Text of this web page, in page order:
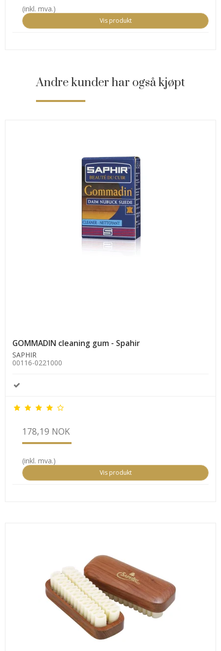
(inkl. mva.)
Vis produkt
Andre kunder har også kjøpt
GOMMADIN cleaning gum - Spahir
SAPHIR
00116-0221000
178,19 NOK
(inkl. mva.)
Vis produkt